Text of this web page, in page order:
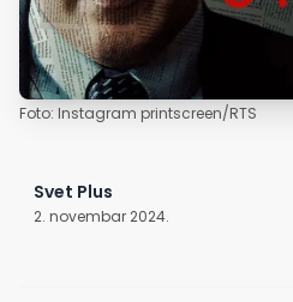
Foto: Instagram printscreen/RTS
Svet Plus
2. novembar 2024.